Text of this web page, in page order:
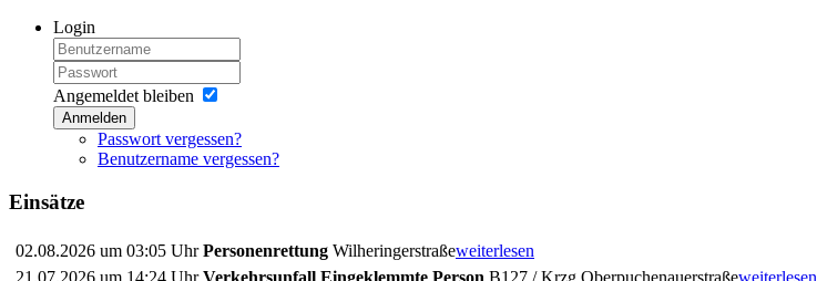
Login
Angemeldet bleiben
Anmelden
Passwort vergessen?
Benutzername vergessen?
Einsätze
02.08.2026 um 03:05 UhrPersonenrettung Wilheringerstraßeweiterlesen